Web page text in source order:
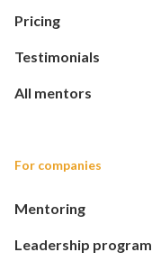
Pricing
Testimonials
All mentors
For companies
Mentoring
Leadership program